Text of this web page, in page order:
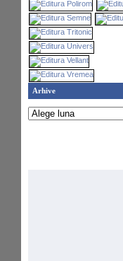
Arhive